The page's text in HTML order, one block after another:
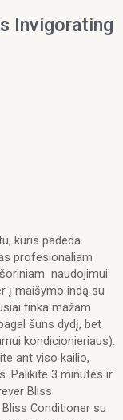
Invigorating
kuris padeda
profesionaliam
naudojimui.
į maišymo indą su
tinka mažam
šuns dydį, bet
kondicionieriaus).
ant viso kailio,
Palikite 3 minutes ir
Bliss
Conditioner su